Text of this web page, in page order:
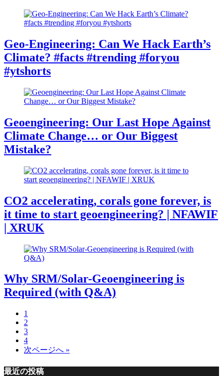
Geo-Engineering: Can We Hack Earth’s
Climate? #facts #trending #foryou
#ytshorts
Geoengineering: Our Last Hope Against
Climate Change… or Our Biggest
Mistake?
CO2 accelerating, corals gone forever, is
it time to start geoengineering? | NFAWIF
| XRUK
Why SRM/Solar-Geoengineering is
Required (with Q&A)
1
2
3
4
次ページへ »
最近の投稿